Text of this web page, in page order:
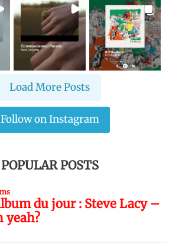
Load More Posts
Follow on Instagram
POPULAR POSTS